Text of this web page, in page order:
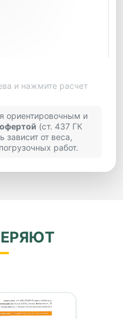
и нажмите расчет
ориентировочным и
(ст. 437 ГК
зависит от веса,
работ.